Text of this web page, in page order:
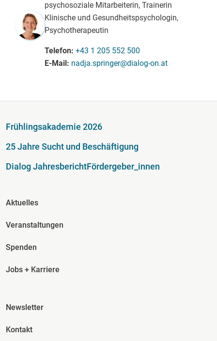
psychosoziale Mitarbeiterin, Trainerin
Klinische und Gesundheitspsychologin,
Psychotherapeutin
Telefon +43 1 205 552 500
E-Mail nadja.springer@dialog-on.at
Fußzeile
Frühlingsakademie 2026
25 Jahre Sucht und Beschäftigung
Dialog JahresberichtFördergeber_innen
Fusszeile Spalte 2
Aktuelles
Veranstaltungen
Spenden
Jobs + Karriere
Fusszeile Spalte 3
Newsletter
Kontakt